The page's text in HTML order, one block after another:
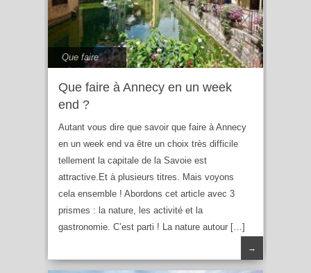
Que faire
Que faire à Annecy en un week
end ?
Autant vous dire que savoir que faire à Annecy
en un week end va être un choix très difficile
tellement la capitale de la Savoie est
attractive.Et à plusieurs titres. Mais voyons
cela ensemble ! Abordons cet article avec 3
prismes : la nature, les activité et la
gastronomie. C’est parti ! La nature autour […]
→